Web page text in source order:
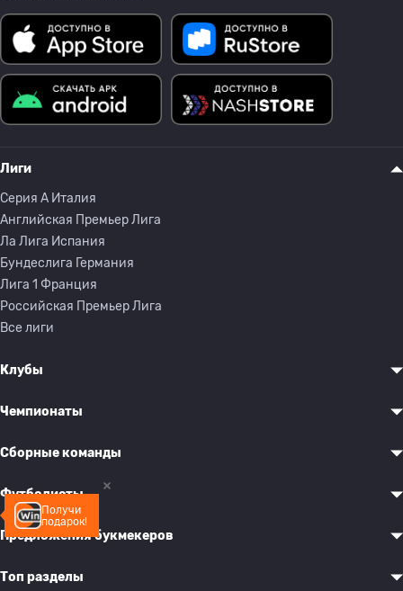
Получи
подарок!
Лиги
Серия A Италия
Английская Премьер Лига
Ла Лига Испания
Бундеслига Германия
Лига 1 Франция
Российская Премьер Лига
Все лиги
Клубы
Чемпионаты
Сборные команды
Футболисты
Предложения букмекеров
Топ разделы